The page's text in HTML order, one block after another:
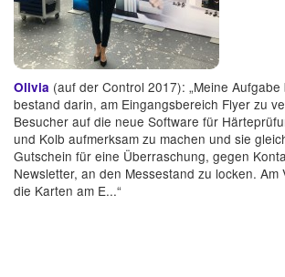
Olivia (auf der Control 2017): „Meine
bestand darin, am Eingangsbereich Flyer zu
Besucher auf die neue Software für
und Kolb aufmerksam zu machen und sie
Gutschein für eine Überraschung, gegen
Newsletter, an den Messestand zu locken. Am
die Karten am E...“